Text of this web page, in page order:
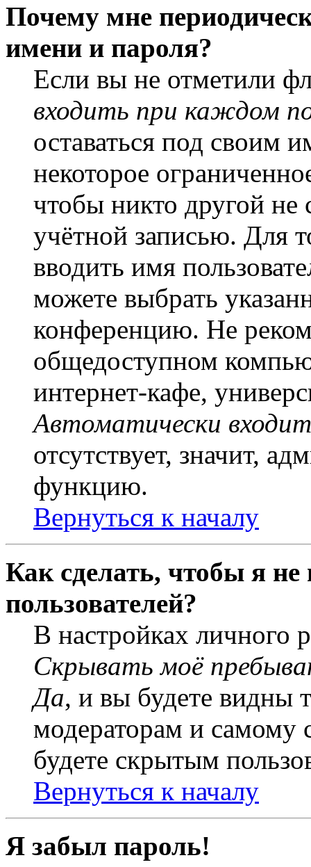
Почему мне
имени и пароля?
Если вы не отметили
входить при каждом
оставаться под своим
некоторое
чтобы никто другой не
учётной записью. Для
вводить имя
можете выбрать
конференцию. Не
общедоступном
интернет-кафе,
Автоматически
отсутствует, значит,
функцию.
Вернуться к началу
Как сделать, чтобы я
пользователей?
В настройках личного
Скрывать моё
Да, и вы будете видны
модераторам и самому
будете скрытым
Вернуться к началу
Я забыл пароль!